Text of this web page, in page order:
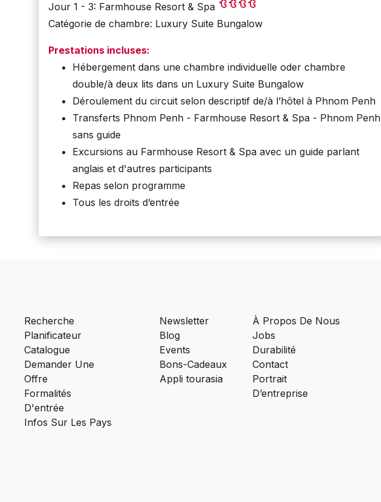
Jour 1 - 3: Farmhouse Resort & Spa
Catégorie de chambre: Luxury Suite Bungalow
Prestations incluses:
Hébergement dans une chambre individuelle oder chambre
double/à deux lits dans un Luxury Suite Bungalow
Déroulement du circuit selon descriptif de/à l’hôtel à Phnom Penh
Transferts Phnom Penh - Farmhouse Resort & Spa - Phnom Penh
sans guide
Excursions au Farmhouse Resort & Spa avec un guide parlant
anglais et d'autres participants
Repas selon programme
Tous les droits d’entrée
Recherche
Planificateur
Catalogue
Demander Une
Offre
Formalités
D'entrée
Infos Sur Les Pays
Newsletter
Blog
Events
Bons-Cadeaux
Appli tourasia
À Propos De Nous
Jobs
Durabilité
Contact
Portrait
D’entreprise